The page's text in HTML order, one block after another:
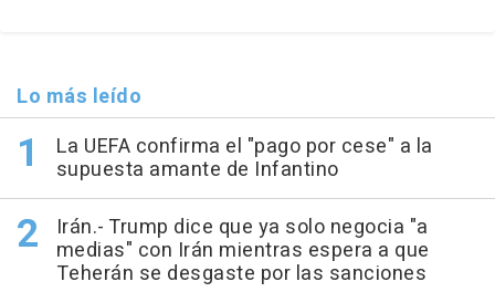
Lo más leído
La UEFA confirma el "pago por cese" a la
supuesta amante de Infantino
Irán.- Trump dice que ya solo negocia "a
medias" con Irán mientras espera a que
Teherán se desgaste por las sanciones